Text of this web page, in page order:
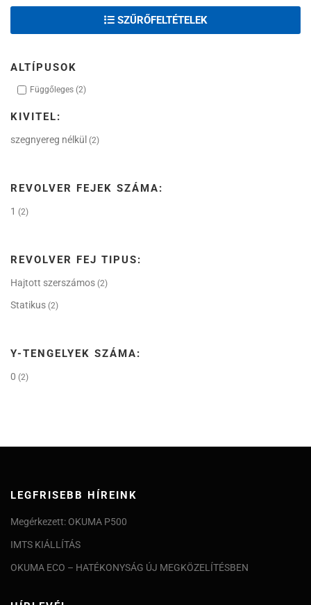
SZŰRŐFELTÉTELEK
ALTÍPUSOK
Függőleges (2)
KIVITEL:
szegnyereg nélkül (2)
REVOLVER FEJEK SZÁMA:
1 (2)
REVOLVER FEJ TIPUS:
Hajtott szerszámos (2)
Statikus (2)
Y-TENGELYEK SZÁMA:
0 (2)
LEGFRISEBB HÍREINK
Megérkezett: OKUMA P500
IMTS KIÁLLÍTÁS
OKUMA ECO – HATÉKONYSÁG ÚJ MEGKÖZELÍTÉSBEN